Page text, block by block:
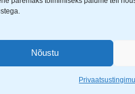
Nõustu
Mõõdud 700/500×1500 mm.
ja rebenemiskindluse.
ja hoiustamist.